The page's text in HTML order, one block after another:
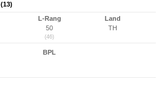
L-Rang
50
(46)
Land
TH
BPL